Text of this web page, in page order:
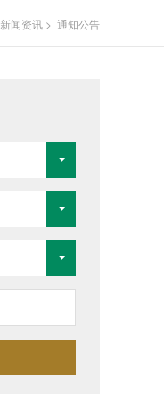
新闻资讯 > 通知公告